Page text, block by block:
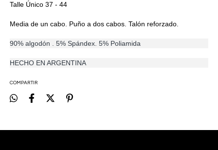
Talle Único 37 - 44
Media de un cabo. Puño a dos cabos. Talón reforzado.
90% algodón . 5% Spándex. 5% Poliamida
HECHO EN ARGENTINA
COMPARTIR